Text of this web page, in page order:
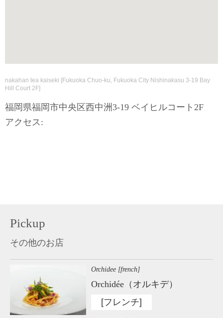
nakahan tea kaiseki [Fukuoka Chuo-ku, Fukuoka City Nishinakasu 3-19 Bay
Hill Court 2F]
福岡県福岡市中央区西中洲3-19 ベイヒルコート2F
アクセス:
Pickup
その他のお店
Orchidee [french]
Orchidée（オルキデ）
[フレンチ]